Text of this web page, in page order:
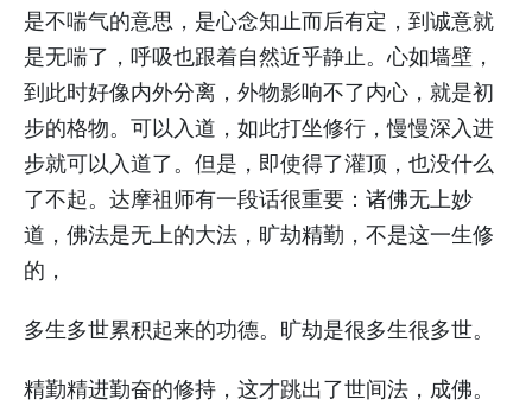
是不喘气的意思，是心念知止而后有定，到诚意就
是无喘了，呼吸也跟着自然近乎静止。心如墙壁，
到此时好像内外分离，外物影响不了内心，就是初
步的格物。可以入道，如此打坐修行，慢慢深入进
步就可以入道了。但是，即使得了灌顶，也没什么
了不起。达摩祖师有一段话很重要：诸佛无上妙
道，佛法是无上的大法，旷劫精勤，不是这一生修
的，
多生多世累积起来的功德。旷劫是很多生很多世。
精勤精进勤奋的修持，这才跳出了世间法，成佛。